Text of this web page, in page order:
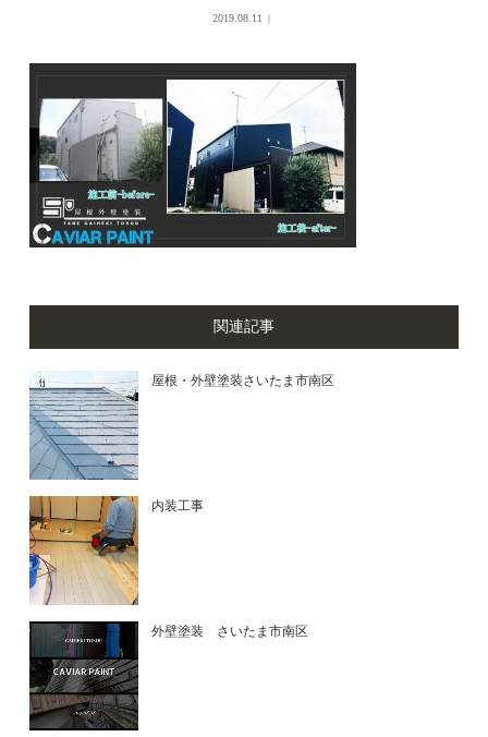
2019.08.11
関連記事
屋根・外壁塗装さいたま市南区
内装工事
外壁塗装 さいたま市南区